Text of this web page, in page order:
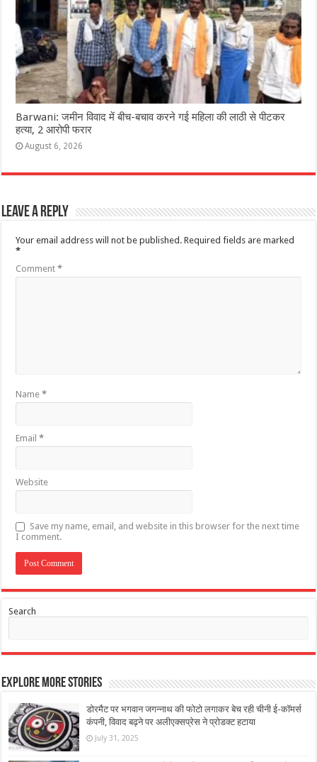
Barwani: जमीन विवाद में बीच-बचाव करने गई महिला की लाठी से पीटकर
हत्या, 2 आरोपी फरार
August 6, 2026
Leave a Reply
Your email address will not be published. Required fields are marked
*
Comment*
Name*
Email*
Website
Save my name, email, and website in this browser for the next time
I comment.
Search
Explore More Stories
डोरमैट पर भगवान जगन्नाथ की फोटो लगाकर बेच रही चीनी ई-कॉमर्स
कंपनी, विवाद बढ़ने पर अलीएक्सप्रेस ने प्रोडक्ट हटाया
July 31, 2025